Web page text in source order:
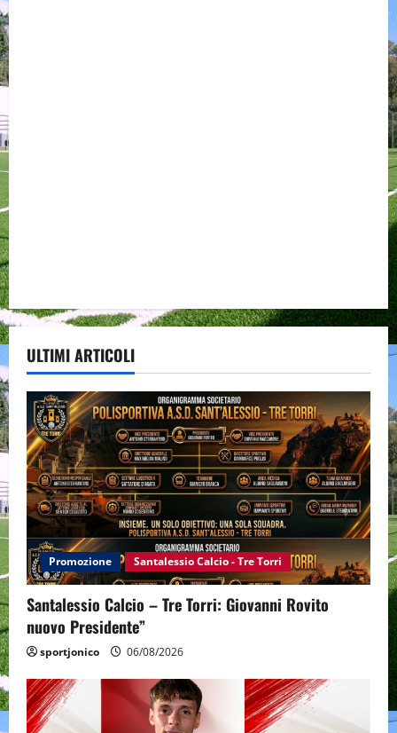
ULTIMI ARTICOLI
Promozione Santalessio Calcio - Tre Torri
Santalessio Calcio – Tre Torri: Giovanni Rovito
nuovo Presidente”
sportjonico 06/08/2026